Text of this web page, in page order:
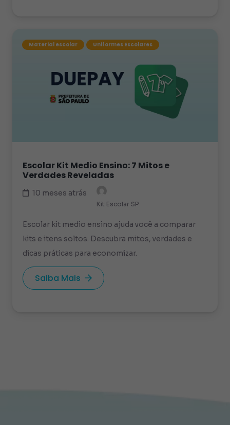
Material escolar Uniformes Escolares
Escolar Kit Medio Ensino: 7 Mitos e
Verdades Reveladas
10 meses atrás
Kit Escolar SP
Escolar kit medio ensino ajuda você a comparar
kits e itens soltos. Descubra mitos, verdades e
dicas práticas para economizar.
Saiba Mais